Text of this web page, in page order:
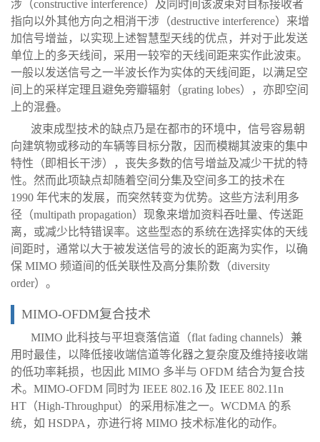
涉（constructive interference）及同时间该波束对目标接收者
指向以外其他方向之相消干涉（destructive interference）来增
加信号增益，以实现上述智慧型天线的优点，并对于此发送
单位上的多天线间，采用一较窄的天线间距来实作此波束。
一般以发送信号之一半波长作为实体的天线间距，以满足空
间上的采样定理且避免旁瓣辐射（grating lobes），亦即空间
上的混叠。
波束成型技术的缺点乃是在都市的环境中，信号容易朝
向建筑物或移动的车辆等目标分散，因而模糊其波束的集中
特性（即相长干涉），丧失多数的信号增益及减少干扰的特
性。然而此项缺点却随着空间分集及空间多工的技术在
1990 年代末的发展，而突然转变为优势。这些方法利用多
径（multipath propagation）现象来增加资料吞吐量、传送距
离，或减少比特错误率。这些型态的系统在选择实体的天线
间距时，通常以大于被发送信号的波长的距离为实作，以确
保 MIMO 频道间的低关联性及高分集阶数（diversity
order）。
MIMO-OFDM复合技术
MIMO 此科技与平坦衰落信道（flat fading channels）兼
用时最佳，以降低接收端信道等化器之复杂度及维持接收端
的低功率耗损，也因此 MIMO 多半与 OFDM 结合为复合技
术。MIMO-OFDM 同时为 IEEE 802.16 及 IEEE 802.11n
HT（High-Throughput）的采用标准之一。WCDMA 的系
统，如 HSDPA，亦进行将 MIMO 技术标准化的动作。